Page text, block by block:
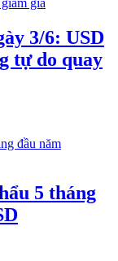
3/6: USD
tự do quay
5 tháng